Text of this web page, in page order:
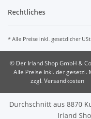
Rechtliches
* Alle Preise inkl. gesetzlicher
© Der Irland Shop GmbH &
Alle Preise inkl. der gesetzl.
zzgl. Versandkosten
Durchschnitt aus 8870
Irland